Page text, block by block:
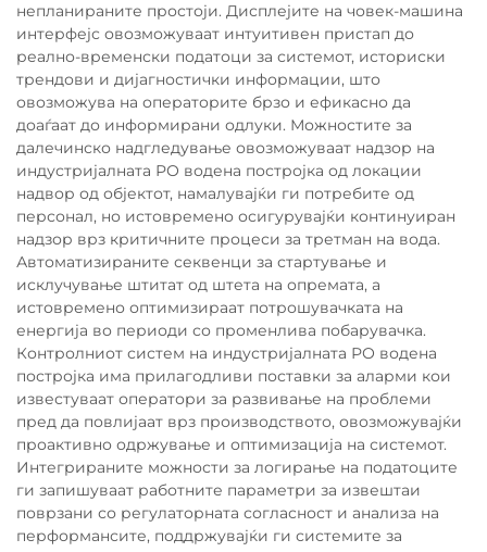
непланираните простоји. Дисплејите на човек-машина
интерфејс овозможуваат интуитивен пристап до
реално-временски податоци за системот, историски
трендови и дијагностички информации, што
овозможува на операторите брзо и ефикасно да
доаѓаат до информирани одлуки. Можностите за
далечинско надгледување овозможуваат надзор на
индустријалната РО водена постројка од локации
надвор од објектот, намалувајќи ги потребите од
персонал, но истовремено осигурувајќи континуиран
надзор врз критичните процеси за третман на вода.
Автоматизираните секвенци за стартување и
исклучување штитат од штета на опремата, а
истовремено оптимизираат потрошувачката на
енергија во периоди со променлива побарувачка.
Контролниот систем на индустријалната РО водена
постројка има прилагодливи поставки за аларми кои
известуваат оператори за развивање на проблеми
пред да повлијаат врз производството, овозможувајќи
проактивно одржување и оптимизација на системот.
Интегрираните можности за логирање на податоците
ги запишуваат работните параметри за извештаи
поврзани со регулаторната согласност и анализа на
перформансите, поддржувајќи ги системите за